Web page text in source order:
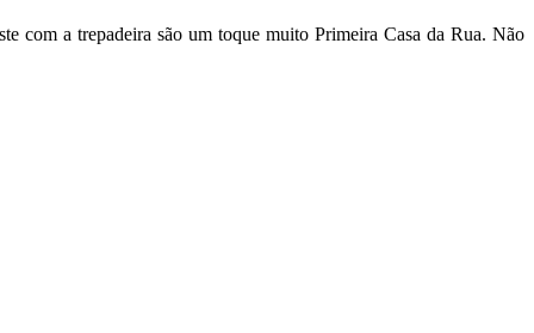
com a trepadeira são um toque muito Primeira Casa da Rua. Não